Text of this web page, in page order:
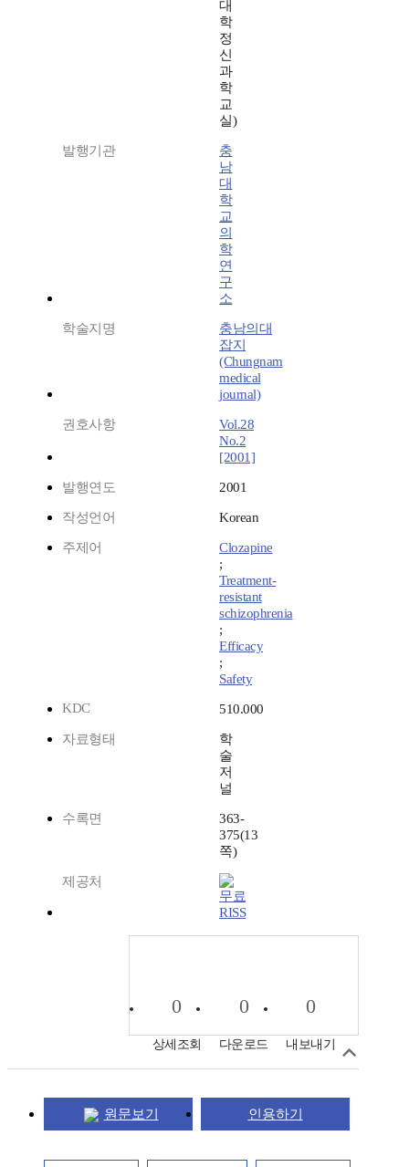
대
학
정
신
과
학
교
실)
발행기관
충
남
대
학
교
의
학
연
구
소
학술지명
충남의대
잡지
(Chungnam
medical
journal)
권호사항
Vol.28
No.2
[2001]
발행연도 2001
작성언어 Korean
주제어
Clozapine
;
Treatment-
resistant
schizophrenia
;
Efficacy
;
Safety
KDC
510.000
자료형태
학
술
저
널
수록면
363-
375(13
쪽)
제공처
RISS
0
상세조회
0
다운로드
0
내보내기
원문보기 인용하기